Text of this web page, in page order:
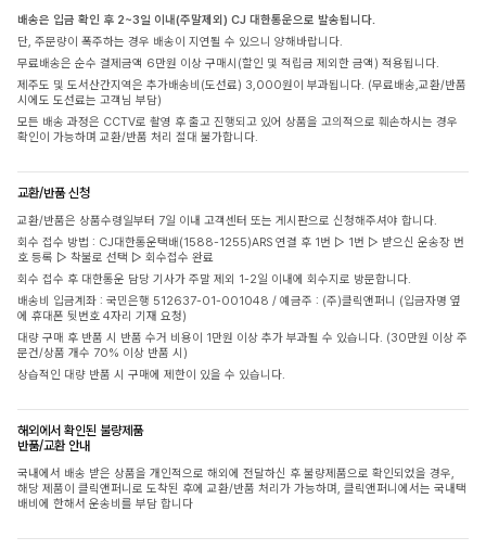
배송은 입금 확인 후 2~3일 이내(주말제외) CJ 대한통운으로 발송됩니다.
단, 주문량이 폭주하는 경우 배송이 지연될 수 있으니 양해바랍니다.
무료배송은 순수 결제금액 6만원 이상 구매시(할인 및 적립금 제외한 금액) 적용됩니다.
제주도 및 도서산간지역은 추가배송비(도선료) 3,000원이 부과됩니다. (무료배송,교환/반품
시에도 도선료는 고객님 부담)
모든 배송 과정은 CCTV로 촬영 후 출고 진행되고 있어 상품을 고의적으로 훼손하시는 경우
확인이 가능하며 교환/반품 처리 절대 불가합니다.
교환/반품 신청
교환/반품은 상품수령일부터 7일 이내 고객센터 또는 게시판으로 신청해주셔야 합니다.
회수 접수 방법 : CJ대한통운택배(1588-1255)ARS 연결 후 1번 ▷ 1번 ▷ 받으신 운송장 번
호 등록 ▷ 착불로 선택 ▷ 회수접수 완료
회수 접수 후 대한통운 담당 기사가 주말 제외 1-2일 이내에 회수지로 방문합니다.
배송비 입금계좌 : 국민은행 512637-01-001048 / 예금주 : (주)클릭앤퍼니 (입금자명 옆
에 휴대폰 뒷번호 4자리 기재 요청)
대량 구매 후 반품 시 반품 수거 비용이 1만원 이상 추가 부과될 수 있습니다. (30만원 이상 주
문건/상품 개수 70% 이상 반품 시)
상습적인 대량 반품 시 구매에 제한이 있을 수 있습니다.
해외에서 확인된 불량제품
반품/교환 안내
국내에서 배송 받은 상품을 개인적으로 해외에 전달하신 후 불량제품으로 확인되었을 경우,
해당 제품이 클릭앤퍼니로 도착된 후에 교환/반품 처리가 가능하며, 클릭앤퍼니에서는 국내택
배비에 한해서 운송비를 부담 합니다